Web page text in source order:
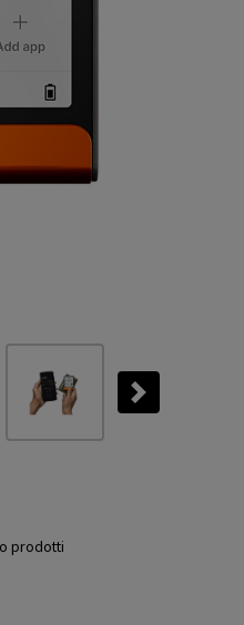
Next
prodotti